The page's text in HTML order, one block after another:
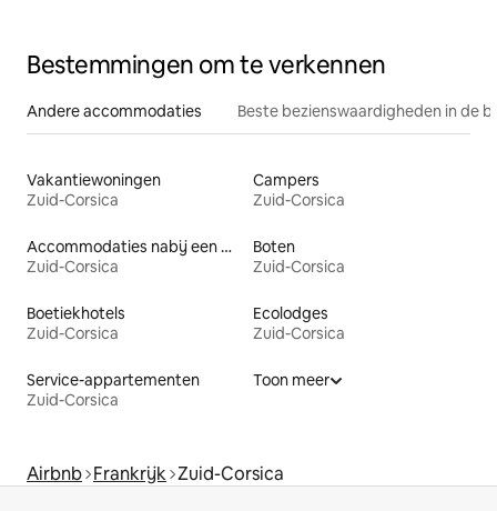
Bestemmingen om te verkennen
Andere accommodaties Beste bezienswaardigheden in de
Vakantiewoningen
Zuid-Corsica
Campers
Zuid-Corsica
Accommodaties nabij een meer
Zuid-Corsica
Boten
Zuid-Corsica
Boetiekhotels
Zuid-Corsica
Ecolodges
Zuid-Corsica
Service-appartementen
Zuid-Corsica
Toon meer
Airbnb Frankrijk Zuid-Corsica